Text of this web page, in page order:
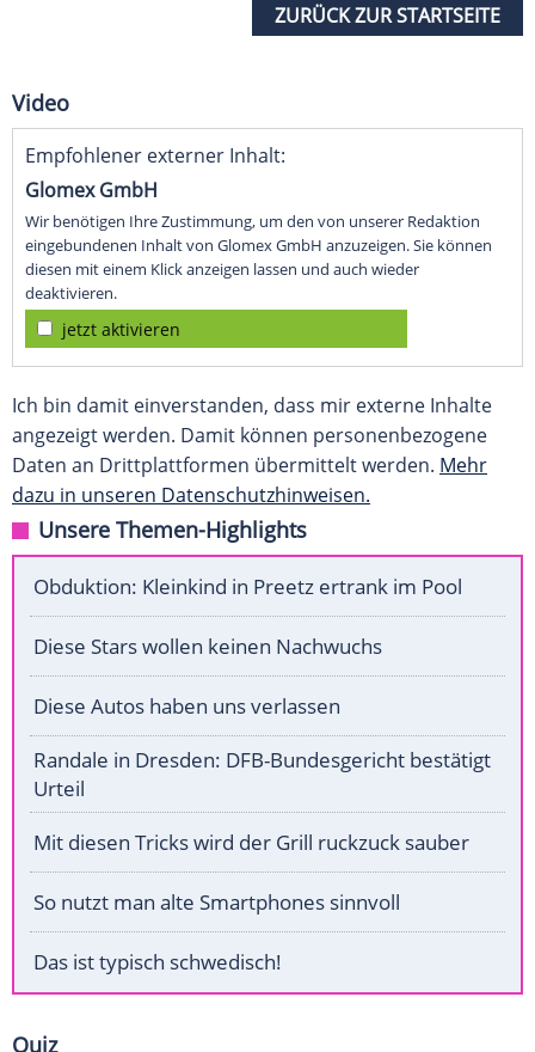
ZURÜCK ZUR STARTSEITE
Video
Empfohlener externer Inhalt:
Glomex GmbH
Wir benötigen Ihre Zustimmung, um den von unserer Redaktion
eingebundenen Inhalt von Glomex GmbH anzuzeigen. Sie können
diesen mit einem Klick anzeigen lassen und auch wieder
deaktivieren.
jetzt aktivieren
Ich bin damit einverstanden, dass mir externe Inhalte
angezeigt werden. Damit können personenbezogene
Daten an Drittplattformen übermittelt werden. Mehr
dazu in unseren Datenschutzhinweisen.
Unsere Themen-Highlights
Obduktion: Kleinkind in Preetz ertrank im Pool
Diese Stars wollen keinen Nachwuchs
Diese Autos haben uns verlassen
Randale in Dresden: DFB-Bundesgericht bestätigt
Urteil
Mit diesen Tricks wird der Grill ruckzuck sauber
So nutzt man alte Smartphones sinnvoll
Das ist typisch schwedisch!
Quiz